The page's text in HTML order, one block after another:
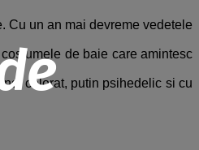
Cu un an mai devreme vedetele
de baie care amintesc
colorat, putin psihedelic si cu